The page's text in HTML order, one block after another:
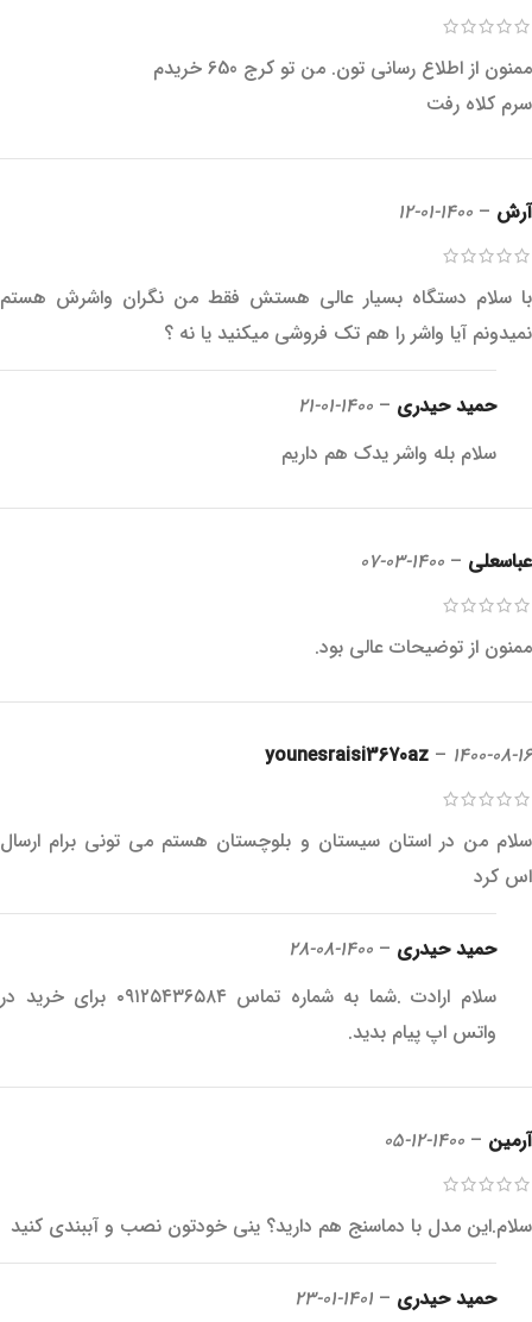
ممنون از اطلاع رسانی تون. من تو کرج 650 خریدم
سرم کلاه رفت
آرش –
1400-01-12
با سلام دستگاه بسیار عالی هستش فقط من نگران واشرش هستم
نمیدونم آیا واشر را هم‌ تک فروشی میکنید یا نه ؟
حمید حیدری –
1400-01-21
سلام بله واشر یدک هم داریم
عباسعلی –
1400-03-07
ممنون از توضیحات عالی بود.
younesraisi3670az – 1400-08-16
سلام من در استان سیستان و بلوچستان هستم می تونی برام ارسال
اس کرد
حمید حیدری –
1400-08-28
سلام ارادت .شما به شماره تماس ۰۹۱۲۵۴۳۶۵۸۴ برای خرید در
واتس اپ پیام بدید.
آرمین –
1400-12-05
سلام.این مدل با دماسنج هم دارید؟ ینی خودتون نصب و آببندی کنید
حمید حیدری –
1401-01-23